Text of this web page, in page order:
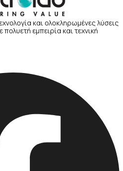
και ολοκληρωμένες λύσεις
εμπειρία και τεχνική